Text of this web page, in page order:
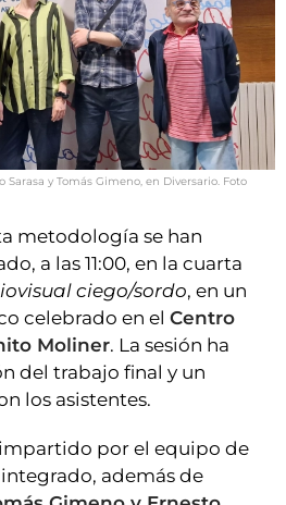
Sarasa y Tomás Gimeno, en Diversario. Foto
metodología se han
a las 11:00, en la cuarta
ciego/sordo, en un
celebrado en el Centro
Moliner. La sesión ha
del trabajo final y un
los asistentes.
por el equipo de
integrado, además de